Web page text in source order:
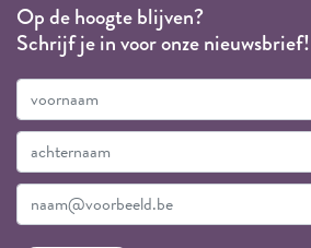
Op de hoogte blijven?
Schrijf je in voor onze nieuwsbrief!